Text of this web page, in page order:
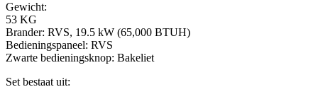
Gewicht:
53 KG
Brander: RVS, 19.5 kW (65,000 BTUH)
Bedieningspaneel: RVS
Zwarte bedieningsknop: Bakeliet
Set bestaat uit: